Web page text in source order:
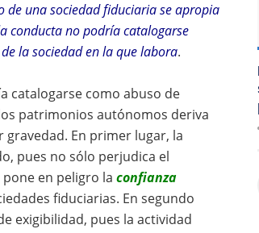
de una sociedad fiduciaria se apropia
conducta no podría catalogarse
la sociedad en la que labora.
catalogarse como abuso de
patrimonios autónomos deriva
En primer lugar, la
pues no sólo perjudica el
en peligro la confianza
fiduciarias. En segundo
exigibilidad, pues la actividad